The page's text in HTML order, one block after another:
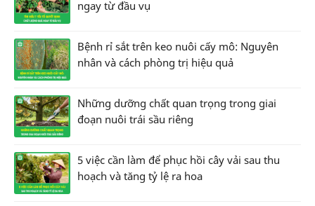
ngay từ đầu vụ
Bệnh rỉ sắt trên keo nuôi cấy mô: Nguyên
nhân và cách phòng trị hiệu quả
Những dưỡng chất quan trọng trong giai
đoạn nuôi trái sầu riêng
5 việc cần làm để phục hồi cây vải sau thu
hoạch và tăng tỷ lệ ra hoa